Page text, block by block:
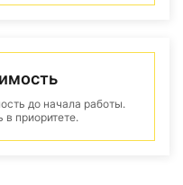
до начала работы.
в приоритете.